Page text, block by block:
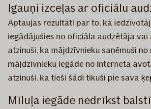
Igauņi izceļas ar oficiālu
Aptaujas rezultāti par to, kā
iegādājušies no oficiāla audzētāja
atzinuši, ka mājdzīvnieku saņēmuši
mājdzīvnieku iegāde no interneta
atzinuši, ka tieši šādi tikuši pie sava
Mīluļa iegāde nedrīkst